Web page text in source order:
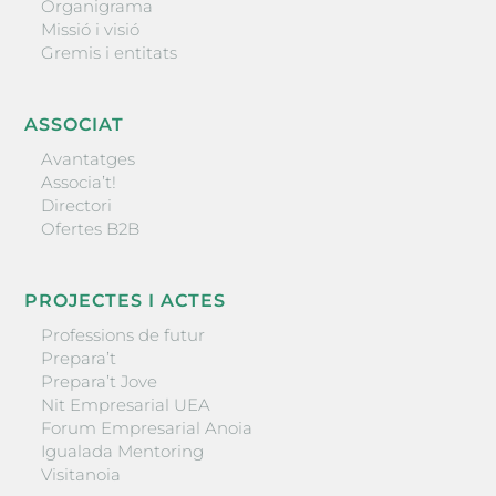
Organigrama
Missió i visió
Gremis i entitats
ASSOCIAT
Avantatges
Associa’t!
Directori
Ofertes B2B
PROJECTES I ACTES
Professions de futur
Prepara’t
Prepara’t Jove
Nit Empresarial UEA
Forum Empresarial Anoia
Igualada Mentoring
Visitanoia